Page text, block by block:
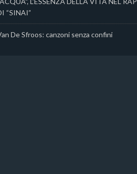
“SINAI”
De Sfroos: canzoni senza confini